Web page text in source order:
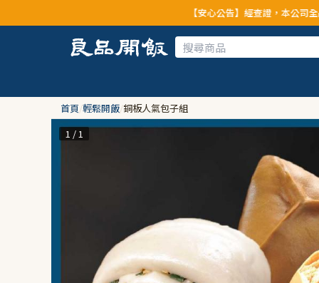
【安心公告】經查證，本公司全品項與上游
首頁/輕鬆開飯/銅板人氣包子組
1 / 1